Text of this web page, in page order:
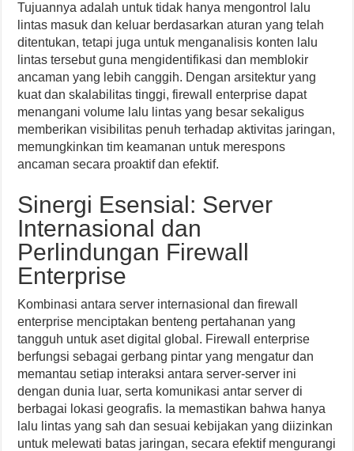
Tujuannya adalah untuk tidak hanya mengontrol lalu
lintas masuk dan keluar berdasarkan aturan yang telah
ditentukan, tetapi juga untuk menganalisis konten lalu
lintas tersebut guna mengidentifikasi dan memblokir
ancaman yang lebih canggih. Dengan arsitektur yang
kuat dan skalabilitas tinggi, firewall enterprise dapat
menangani volume lalu lintas yang besar sekaligus
memberikan visibilitas penuh terhadap aktivitas jaringan,
memungkinkan tim keamanan untuk merespons
ancaman secara proaktif dan efektif.
Sinergi Esensial: Server
Internasional dan
Perlindungan Firewall
Enterprise
Kombinasi antara server internasional dan firewall
enterprise menciptakan benteng pertahanan yang
tangguh untuk aset digital global. Firewall enterprise
berfungsi sebagai gerbang pintar yang mengatur dan
memantau setiap interaksi antara server-server ini
dengan dunia luar, serta komunikasi antar server di
berbagai lokasi geografis. Ia memastikan bahwa hanya
lalu lintas yang sah dan sesuai kebijakan yang diizinkan
untuk melewati batas jaringan, secara efektif mengurangi